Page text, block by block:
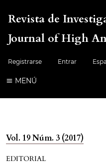
Revista de
Journal of High
Registrarse Entrar
MENÚ
Vol. 19 Núm. 3 (2017)
EDITORIAL